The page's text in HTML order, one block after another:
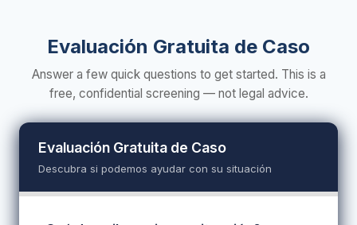
Evaluación Gratuita de Caso
Answer a few quick questions to get started. This is a
free, confidential screening — not legal advice.
Evaluación Gratuita de Caso
Descubra si podemos ayudar con su situación